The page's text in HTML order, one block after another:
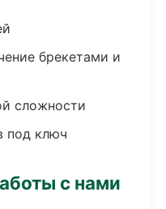
брекетами и
сложности
под ключ
с нами